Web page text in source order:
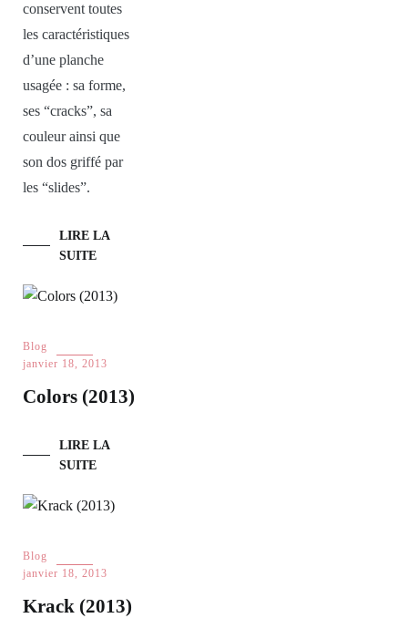
conservent toutes
les caractéristiques
d’une planche
usagée : sa forme,
ses “cracks”, sa
couleur ainsi que
son dos griffé par
les “slides”.
LIRE LA
SUITE
Blog
janvier 18, 2013
Colors (2013)
LIRE LA
SUITE
Blog
janvier 18, 2013
Krack (2013)